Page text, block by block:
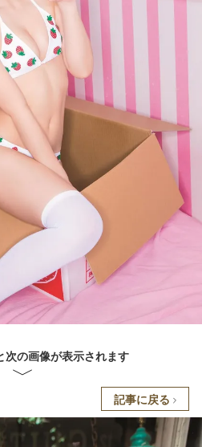
次の画像が表示されます
記事に戻る